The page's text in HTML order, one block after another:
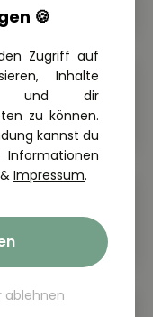
Biberach
🍪
Zugriff auf
Inhalte
und dir
zu können.
kannst du
& Impressum.
ablehnen